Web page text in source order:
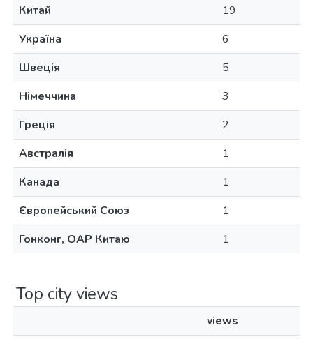
Китай
19
Україна
6
Швеція
5
Німеччина
3
Греція
2
Австралія
1
Канада
1
Європейський Союз
1
Гонконг, ОАР Китаю
1
Top city views
views